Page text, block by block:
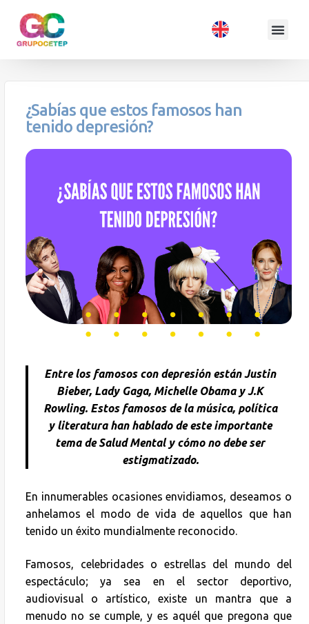
¿Sabías que estos famosos han
tenido depresión?
Entre los famosos con depresión están Justin
Bieber, Lady Gaga, Michelle Obama y J.K
Rowling. Estos famosos de la música, política
y literatura han hablado de este importante
tema de Salud Mental y cómo no debe ser
estigmatizado.
En innumerables ocasiones envidiamos, deseamos o
anhelamos el modo de vida de aquellos que han
tenido un éxito mundialmente reconocido.
Famosos, celebridades o estrellas del mundo del
espectáculo; ya sea en el sector deportivo,
audiovisual o artístico, existe un mantra que a
menudo no se cumple, y es aquél que pregona que